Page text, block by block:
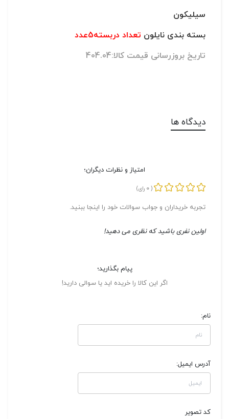
سیلیکون
بسته بندی نایلون تعداد دربسته5عدد
تاریخ بروزرسانی قیمت کالا:404.04
دیدگاه ها
امتیاز و نظرات دیگران؛
(
0 رای)
تجربه خریداران و جواب سوالات خود را اینجا ببنید.
اولین نفری باشید که نظری می دهید!
پیام بگذارید؛
اگر این کالا را خریده اید یا سوالی دارید!
نام:
آدرس ایمیل:
کد تصویر